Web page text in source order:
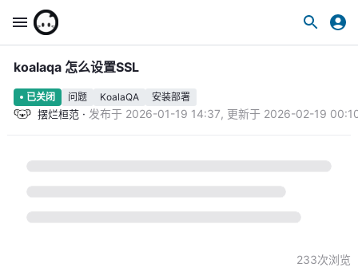
koalaqa 怎么设置SSL
已关闭 问题 KoalaQA 安装部署
摆烂桓范 · 发布于 2026-01-19 14:37, 更新于 2026-02-19
233次浏览